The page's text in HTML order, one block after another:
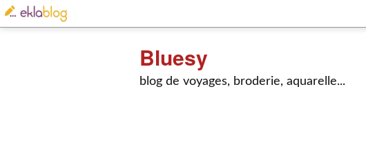
Bluesy
blog de voyages, broderie, aquarelle...